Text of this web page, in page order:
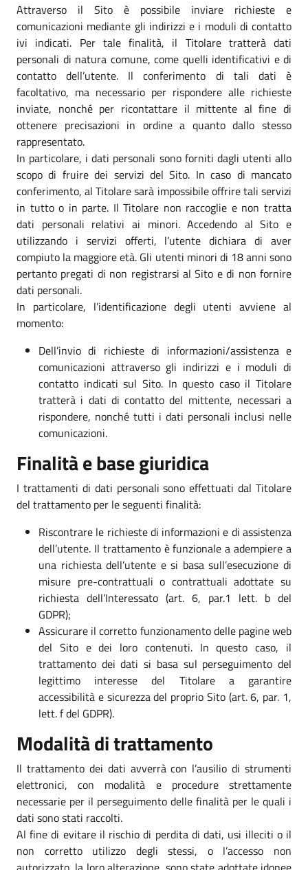
Attraverso il Sito è possibile inviare richieste e
comunicazioni mediante gli indirizzi e i moduli di contatto
ivi indicati. Per tale finalità, il Titolare tratterà dati
personali di natura comune, come quelli identificativi e di
contatto dell’utente. Il conferimento di tali dati è
facoltativo, ma necessario per rispondere alle richieste
inviate, nonché per ricontattare il mittente al fine di
ottenere precisazioni in ordine a quanto dallo stesso
rappresentato.
In particolare, i dati personali sono forniti dagli utenti allo
scopo di fruire dei servizi del Sito. In caso di mancato
conferimento, al Titolare sarà impossibile offrire tali servizi
in tutto o in parte. Il Titolare non raccoglie e non tratta
dati personali relativi ai minori. Accedendo al Sito e
utilizzando i servizi offerti, l’utente dichiara di aver
compiuto la maggiore età. Gli utenti minori di 18 anni sono
pertanto pregati di non registrarsi al Sito e di non fornire
dati personali.
In particolare, l’identificazione degli utenti avviene al
momento:
Dell’invio di richieste di informazioni/assistenza e
comunicazioni attraverso gli indirizzi e i moduli di
contatto indicati sul Sito. In questo caso il Titolare
tratterà i dati di contatto del mittente, necessari a
rispondere, nonché tutti i dati personali inclusi nelle
comunicazioni.
Finalità e base giuridica
I trattamenti di dati personali sono effettuati dal Titolare
del trattamento per le seguenti finalità:
Riscontrare le richieste di informazioni e di assistenza
dell’utente. Il trattamento è funzionale a adempiere a
una richiesta dell’utente e si basa sull’esecuzione di
misure pre-contrattuali o contrattuali adottate su
richiesta dell’Interessato (art. 6, par.1 lett. b del
GDPR);
Assicurare il corretto funzionamento delle pagine web
del Sito e dei loro contenuti. In questo caso, il
trattamento dei dati si basa sul perseguimento del
legittimo interesse del Titolare a garantire
accessibilità e sicurezza del proprio Sito (art. 6, par. 1,
lett. f del GDPR).
Modalità di trattamento
Il trattamento dei dati avverrà con l’ausilio di strumenti
elettronici, con modalità e procedure strettamente
necessarie per il perseguimento delle finalità per le quali i
dati sono stati raccolti.
Al fine di evitare il rischio di perdita di dati, usi illeciti o il
non corretto utilizzo degli stessi, o l’accesso non